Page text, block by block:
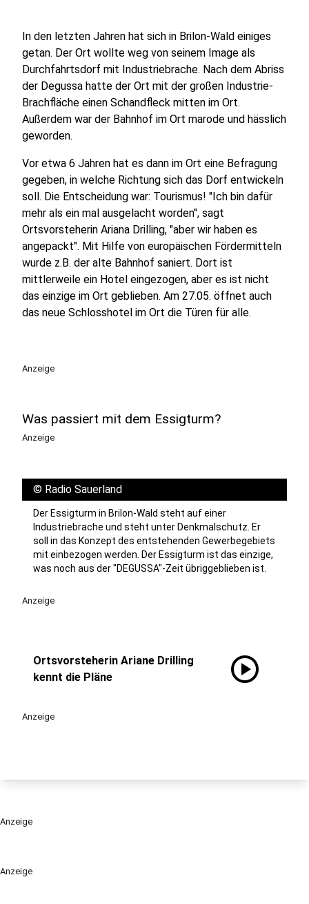
Anzeige
In den letzten Jahren hat sich in Brilon-Wald einiges
getan. Der Ort wollte weg von seinem Image als
Durchfahrtsdorf mit Industriebrache. Nach dem Abriss
der Degussa hatte der Ort mit der großen Industrie-
Brachfläche einen Schandfleck mitten im Ort.
Außerdem war der Bahnhof im Ort marode und hässlich
geworden.
Vor etwa 6 Jahren hat es dann im Ort eine Befragung
gegeben, in welche Richtung sich das Dorf entwickeln
soll. Die Entscheidung war: Tourismus! "Ich bin dafür
mehr als ein mal ausgelacht worden", sagt
Ortsvorsteherin Ariana Drilling, "aber wir haben es
angepackt". Mit Hilfe von europäischen Fördermitteln
wurde z.B. der alte Bahnhof saniert. Dort ist
mittlerweile ein Hotel eingezogen, aber es ist nicht
das einzige im Ort geblieben. Am 27.05. öffnet auch
das neue Schlosshotel im Ort die Türen für alle.
Anzeige
Was passiert mit dem Essigturm?
Anzeige
© Radio Sauerland
Der Essigturm in Brilon-Wald steht auf einer
Industriebrache und steht unter Denkmalschutz. Er
soll in das Konzept des entstehenden Gewerbegebiets
mit einbezogen werden. Der Essigturm ist das einzige,
was noch aus der "DEGUSSA"-Zeit übriggeblieben ist.
Anzeige
Ortsvorsteherin Ariane Drilling
kennt die Pläne
play_circle
Anzeige
Anzeige